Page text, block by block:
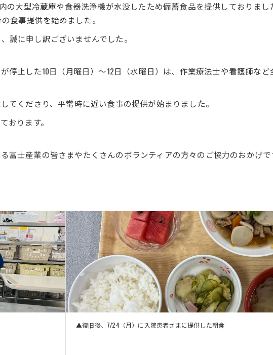
神経外科
形外科
神科
尿器科
膚科
射線科(診療)
脈硬化外来
ペースメーカー 不整脈外来
認知症デイサービス さくらデイサービスうきは
認知症対応型共同生活介護 グループホームひまわり2
田主丸中央病院 精神科デイケアかれん
健康科学センター サンヘルス聖峰
小規模多機能型居宅介護 さくらの郷日田
認知症対応型共同生活介護 グループホームさくら
大型冷蔵庫や食器洗浄機が水没したため備蓄食品を提供しておりまし
食事提供を始めました。
誠に申し訳ございませんでした。
停止した10日（月曜日）～12日（水曜日）は、作業療法士や看護師な
てくださり、平常時に近い食事の提供が始まりました。
おります。
士産業の皆さまやたくさんのボランティアの方々のご協力のおかげで
▲復旧後、7/24（月）に入院患者さまに提供した朝食